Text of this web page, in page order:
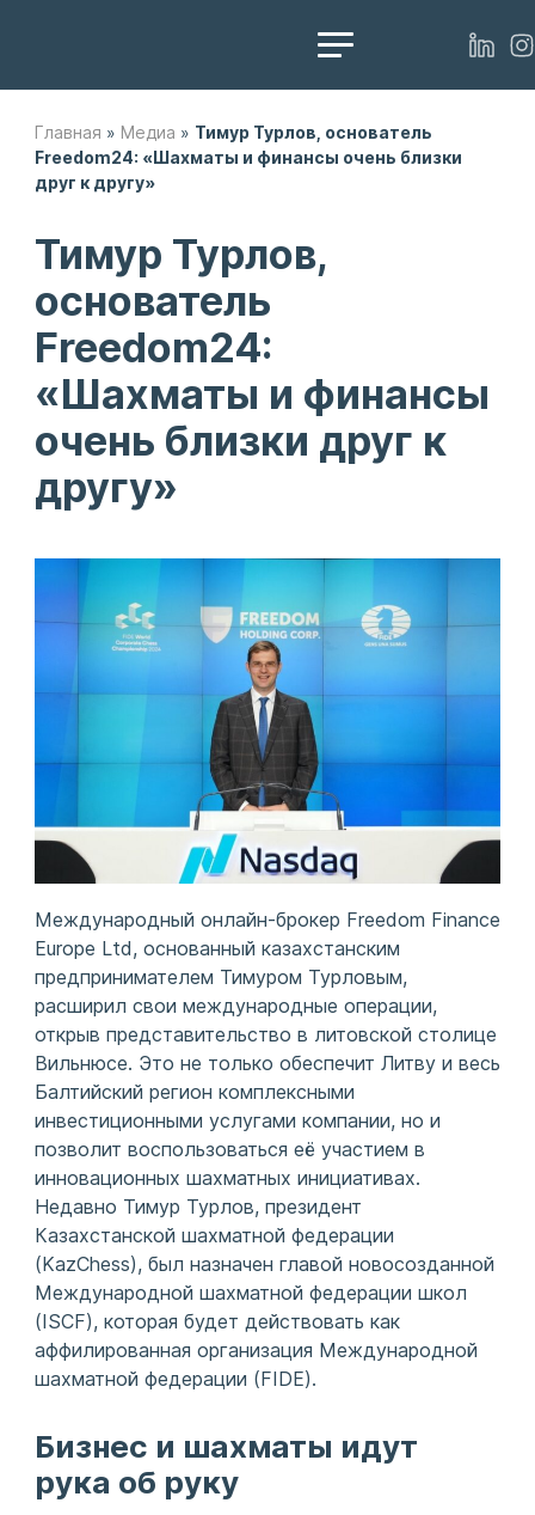
Главная » Медиа » Тимур Турлов, основатель
Freedom24: «Шахматы и финансы очень близки
друг к другу»
Тимур Турлов,
основатель
Freedom24:
«Шахматы и финансы
очень близки друг к
другу»
Международный онлайн-брокер Freedom Finance
Europe Ltd, основанный казахстанским
предпринимателем Тимуром Турловым,
расширил свои международные операции,
открыв представительство в литовской столице
Вильнюсе. Это не только обеспечит Литву и весь
Балтийский регион комплексными
инвестиционными услугами компании, но и
позволит воспользоваться её участием в
инновационных шахматных инициативах.
Недавно Тимур Турлов, президент
Казахстанской шахматной федерации
(KazChess), был назначен главой новосозданной
Международной шахматной федерации школ
(ISCF), которая будет действовать как
аффилированная организация Международной
шахматной федерации (FIDE).
Бизнес и шахматы идут
рука об руку